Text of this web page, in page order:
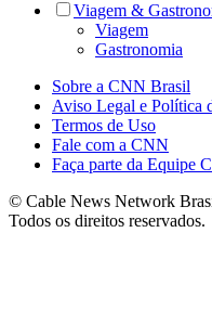
Viagem &
Viagem
Gastronomia
Sobre a CNN Brasil
Aviso Legal e Política
Termos de Uso
Fale com a CNN
Faça parte da Equipe
© Cable News Network
Todos os direitos reservados.